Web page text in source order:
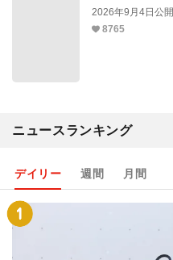
2026年9月4日公開
8765
ニュースランキング
デイリー 週間 月間